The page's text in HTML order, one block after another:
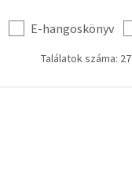
E-hangoskönyv
Találatok száma: 27